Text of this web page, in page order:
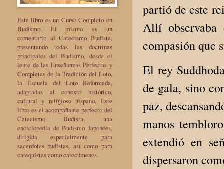
partió de este
Allí observaba
compasión que
El rey
de gala, sino
paz,
manos
extendió en
dispersaron
Este libro es un Curso Completo en
Budismo. El mismo es un
comentario al Catecismo Budista,
presentando todas las doctrinas
principales del Budismo, desde el
lente de las Enseñanzas Perfectas y
Completas de la Tradición del Loto,
la Escuela del Loto Reformada,
adaptadas al conexto histórico,
cultural y religioso hispano. Este
libro es el acompañante perfecto del
Catecismo Budista, una
enciclopedia de Budismo Japonées,
dirigida especialmente para
sacerdotes budistas, así como para
catequistas como catecúmenos.